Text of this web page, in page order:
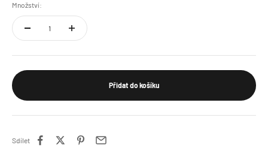
Množství:
Přidat do košíku
Sdílet